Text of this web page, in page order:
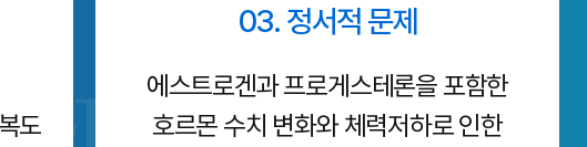
도
03. 정서적 문제
에스트로겐과 프로게스테론을 포함한
호르몬 수치 변화와 체력저하로 인한